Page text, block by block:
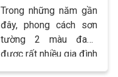
màu sang trọng
Trong những năm gần
đây, phong cách sơn
tường 2 màu đang
được rất nhiều gia đình